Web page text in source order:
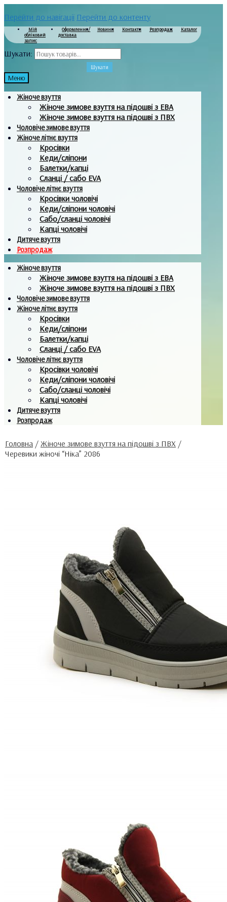
Перейти до навігації Перейти до контенту
Мій
обліковий
запис
Оформлення/
доставка
Новини Контакти Розпродаж Каталог
Шукати:
Шукати
Меню
Жіноче взуття
Жіноче зимове взуття на підошві з ЕВА
Жіноче зимове взуття на підошві з ПВХ
Чоловіче зимове взуття
Жіноче літнє взуття
Кросівки
Кеди/сліпони
Балетки/капці
Сланці / сабо EVA
Чоловіче літнє взуття
Кросівки чоловічі
Кеди/сліпони чоловічі
Сабо/сланці чоловічі
Капці чоловічі
Дитяче взуття
Розпродаж
Жіноче взуття
Жіноче зимове взуття на підошві з ЕВА
Жіноче зимове взуття на підошві з ПВХ
Чоловіче зимове взуття
Жіноче літнє взуття
Кросівки
Кеди/сліпони
Балетки/капці
Сланці / сабо EVA
Чоловіче літнє взуття
Кросівки чоловічі
Кеди/сліпони чоловічі
Сабо/сланці чоловічі
Капці чоловічі
Дитяче взуття
Розпродаж
Головна / Жіноче зимове взуття на підошві з ПВХ /
Черевики жіночі “Ніка” 2086